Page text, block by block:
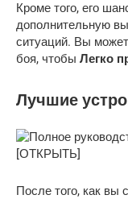
Кроме того, его
дополнительную
ситуаций. Вы
боя, чтобы Легко
Лучшие
После того, как вы